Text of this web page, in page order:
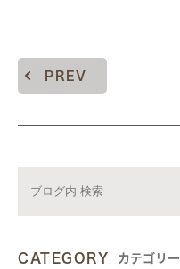
PREV
CATEGORY カテゴリー